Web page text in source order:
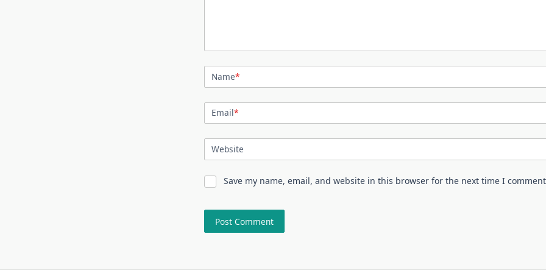
Name*
Email*
Website
Save my name, email, and website in this browser for the next time I